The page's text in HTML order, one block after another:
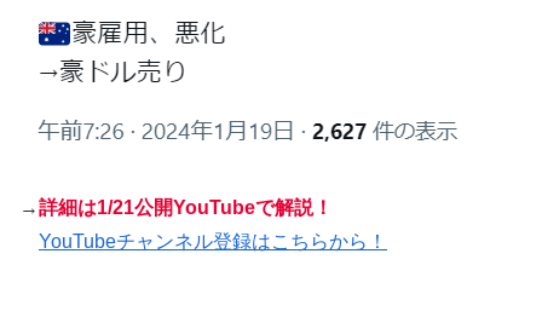
→詳細は1/21公開YouTubeで解説！
YouTubeチャンネル登録はこちらから！